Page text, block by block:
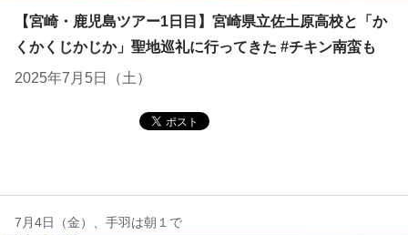
【宮崎・鹿児島ツアー1日目】宮崎県立佐土原高校と「か
くかくじかじか」聖地巡礼に行ってきた #チキン南蛮も
2025年7月5日（土）
7月4日（金）、手羽は朝１で
コンテンツ